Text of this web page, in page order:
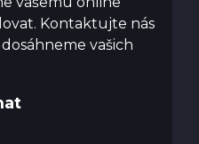
Kontaktujte nás
vašich